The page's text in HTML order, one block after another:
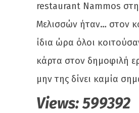
restaurant Nammos
Μελισσών ήταν… στον
ίδια ώρα όλοι
κάρτα στον δημοφιλή
μην της δίνει καμία
Views:599392